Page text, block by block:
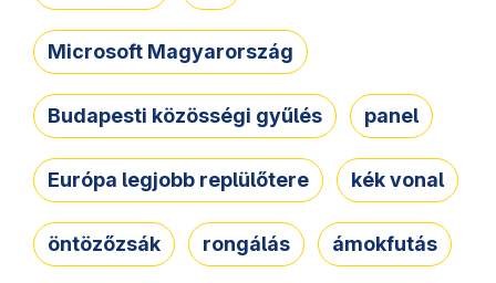
Microsoft Magyarország
Budapesti közösségi gyűlés panel
Európa legjobb replülőtere kék vonal
öntözőzsák rongálás ámokfutás